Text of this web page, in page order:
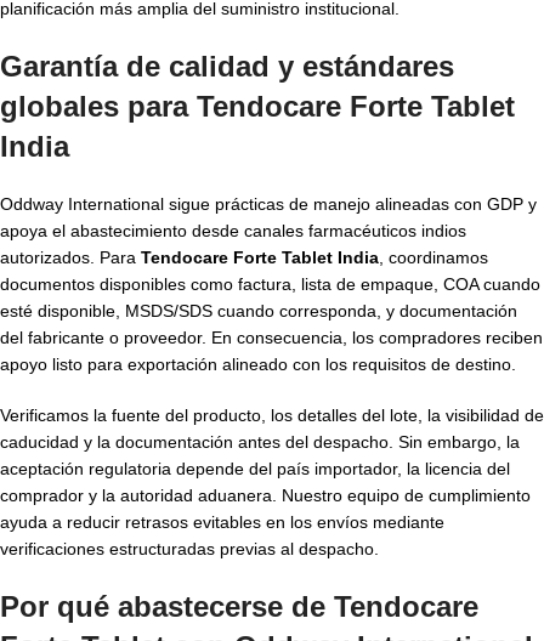
planificación más amplia del suministro institucional.
Garantía de calidad y estándares
globales para Tendocare Forte Tablet
India
Oddway International sigue prácticas de manejo alineadas con GDP y
apoya el abastecimiento desde canales farmacéuticos indios
autorizados. Para Tendocare Forte Tablet India , coordinamos
documentos disponibles como factura, lista de empaque, COA cuando
esté disponible, MSDS/SDS cuando corresponda, y documentación
del fabricante o proveedor. En consecuencia, los compradores reciben
apoyo listo para exportación alineado con los requisitos de destino.
Verificamos la fuente del producto, los detalles del lote, la visibilidad de
caducidad y la documentación antes del despacho. Sin embargo, la
aceptación regulatoria depende del país importador, la licencia del
comprador y la autoridad aduanera. Nuestro equipo de cumplimiento
ayuda a reducir retrasos evitables en los envíos mediante
verificaciones estructuradas previas al despacho.
Por qué abastecerse de Tendocare